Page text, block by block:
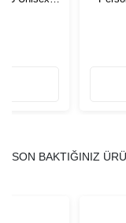
SON BAKTIĞINIZ